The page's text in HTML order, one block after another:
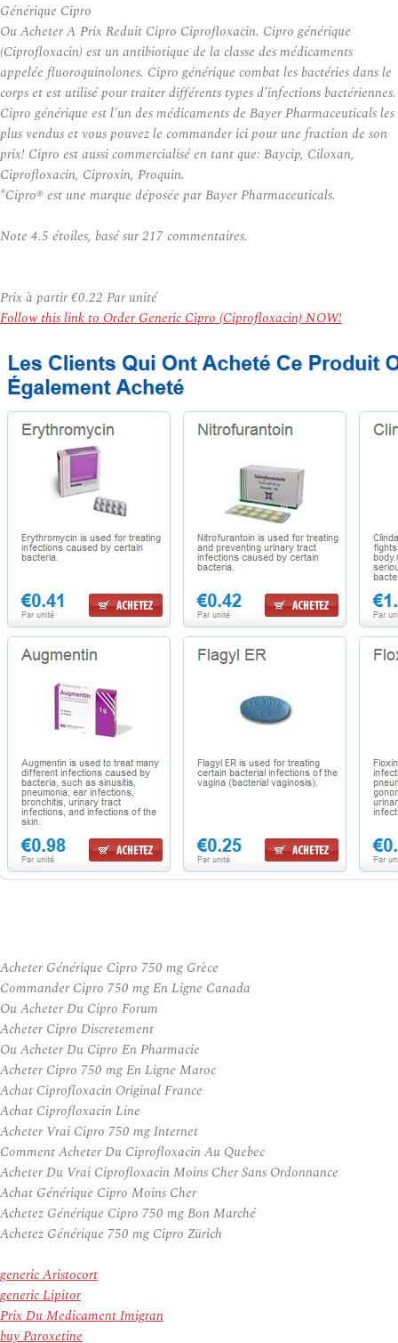
Générique Cipro
Ou Acheter A Prix Reduit Cipro Ciprofloxacin. Cipro générique
(Ciprofloxacin) est un antibiotique de la classe des médicaments
appelée fluoroquinolones. Cipro générique combat les bactéries dans le
corps et est utilisé pour traiter différents types d’infections bactériennes.
Cipro générique est l’un des médicaments de Bayer Pharmaceuticals les
plus vendus et vous pouvez le commander ici pour une fraction de son
prix! Cipro est aussi commercialisé en tant que: Baycip, Ciloxan,
Ciprofloxacin, Ciproxin, Proquin.
*Cipro® est une marque déposée par Bayer Pharmaceuticals.
Note 4.5 étoiles, basé sur217commentaires.
Prix à partir€0.22 Par unité
Follow this link to Order Generic Cipro (Ciprofloxacin) NOW!
Acheter Générique Cipro 750 mg Grèce
Commander Cipro 750 mg En Ligne Canada
Ou Acheter Du Cipro Forum
Acheter Cipro Discretement
Ou Acheter Du Cipro En Pharmacie
Acheter Cipro 750 mg En Ligne Maroc
Achat Ciprofloxacin Original France
Achat Ciprofloxacin Line
Acheter Vrai Cipro 750 mg Internet
Comment Acheter Du Ciprofloxacin Au Quebec
Acheter Du Vrai Ciprofloxacin Moins Cher Sans Ordonnance
Achat Générique Cipro Moins Cher
Achetez Générique Cipro 750 mg Bon Marché
Achetez Générique 750 mg Cipro Zürich
generic Aristocort
generic Lipitor
Prix Du Medicament Imigran
buy Paroxetine